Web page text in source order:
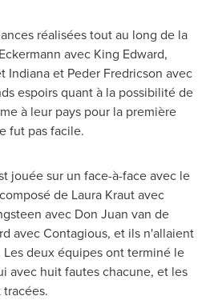
réalisées tout au long de la
avec King Edward,
Indianaet Peder Fredricson avec
espoirs quant à la possibilité de
à leur pays pour la première
fut pas facile.
jouée sur un face-à-face avec le
de Laura Krautavec
avec Don Juan van de
avec Contagious, et ils n'allaient
Les deux équipes ont terminé le
avec huit fautes chacune, et les